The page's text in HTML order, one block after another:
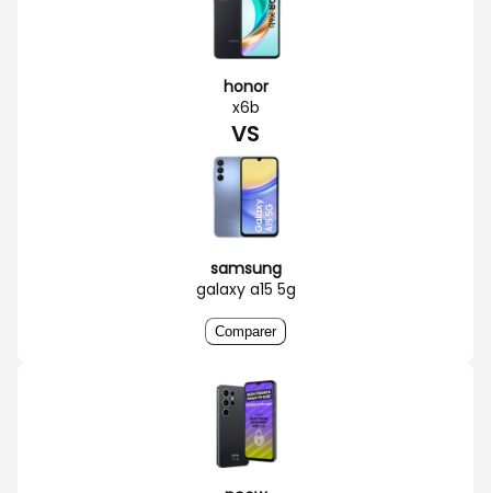
honor
x6b
VS
samsung
galaxy a15 5g
Comparer